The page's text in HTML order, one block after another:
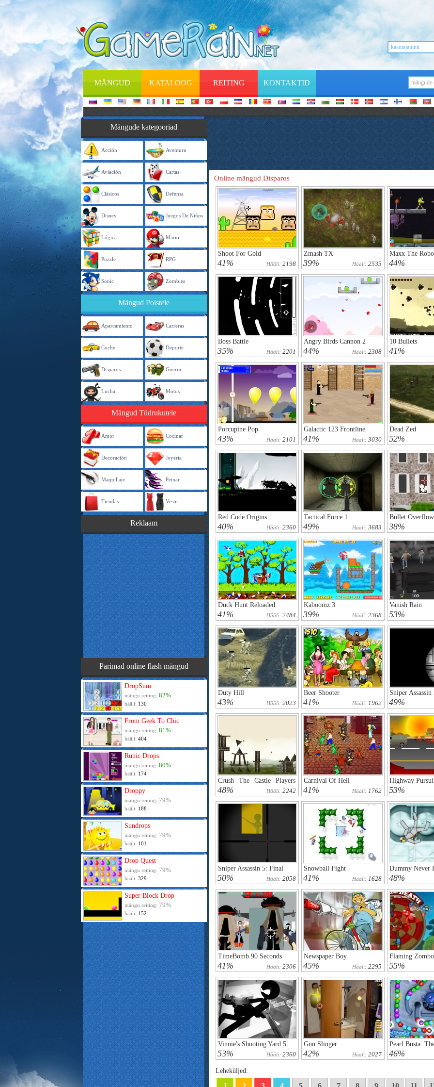
MÄNGUD KATALOOG REITING KONTAKTID
Mängude kategooriad
Acción Aventura
Aviación Cartas
Clásicos Defensa
Disney Juegos De Niños
Lógica Mario
Puzzle RPG
Sonic Zombies
Mängud Poistele
Aparcamiento Carreras
Coche Deporte
Disparos Guerra
Lucha Motos
Mängud Tüdrukutele
Amor Cocinar
Decoración Joyería
Maquillaje Peinar
Tiendas Vestir
Reklaam
Parimad online flash mängud
DropSum
mängu reiting: 82%
hääli: 130
From Geek To Chic
mängu reiting: 81%
hääli: 404
Runic Drops
mängu reiting: 80%
hääli: 174
Droppy
mängu reiting: 79%
hääli: 188
Sundrops
mängu reiting: 79%
hääli: 101
Drop Quest
mängu reiting: 79%
hääli: 329
Super Block Drop
mängu reiting: 79%
hääli: 152
Online mängud Disparos
Shoot For Gold
41% Hääli: 2198
Zmash TX
39% Hääli: 2535
Maxx The
44%
Boss Battle
35% Hääli: 2201
Angry Birds Cannon 2
44% Hääli: 2308
10 Bullets
41%
Porcupine Pop
43% Hääli: 2101
Galactic 123 Frontline
41% Hääli: 3030
Dead Zed
52%
Red Code Origins
40% Hääli: 2360
Tactical Force 1
49% Hääli: 3683
Bullet Overflow
38%
Duck Hunt Reloaded
41% Hääli: 2484
Kaboomz 3
39% Hääli: 2368
Vanish Rain
53%
Duty Hill
43% Hääli: 2023
Beer Shooter
41% Hääli: 1962
Sniper Assassin
49%
Crush The Castle Players
Pack
48% Hääli: 2242
Carnival Of Hell
41% Hääli: 1762
Highway
53%
Sniper Assassin 5: Final
50% Hääli: 2058
Snowball Fight
41% Hääli: 1628
Dummy Never
48%
TimeBomb 90 Seconds
41% Hääli: 2306
Newspaper Boy
45% Hääli: 2295
Flaming
55%
Vinnie's Shooting Yard 5
53% Hääli: 2360
Gun Slinger
42% Hääli: 2027
Pearl Busta:
46%
Leheküljed: